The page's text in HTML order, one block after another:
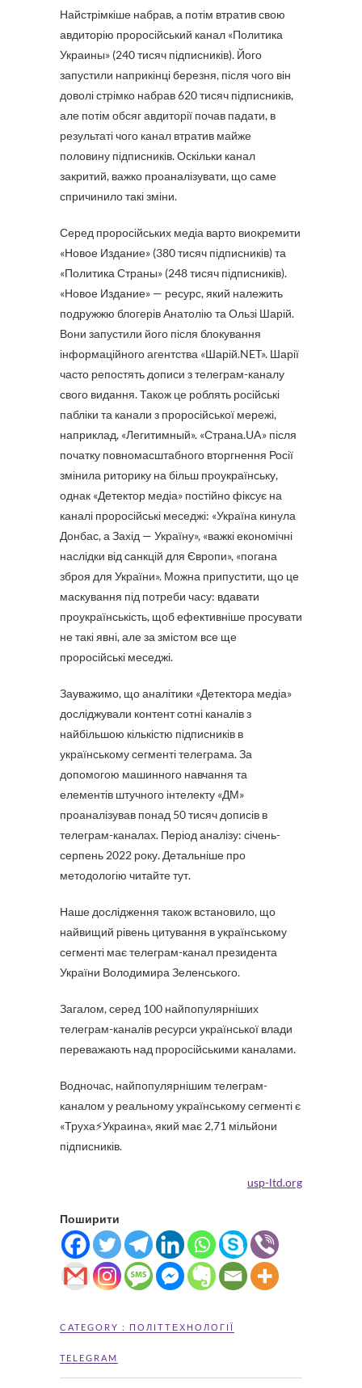
Найстрімкіше набрав, а потім втратив свою
авдиторію проросійський канал «Политика
Украины» (240 тисяч підписників). Його
запустили наприкінці березня, після чого він
доволі стрімко набрав 620 тисяч підписників,
але потім обсяг авдиторії почав падати, в
результаті чого канал втратив майже
половину підписників. Оскільки канал
закритий, важко проаналізувати, що саме
спричинило такі зміни.
Серед проросійських медіа варто виокремити
«Новое Издание» (380 тисяч підписників) та
«Политика Страны» (248 тисяч підписників).
«Новое Издание» — ресурс, який належить
подружжю блогерів Анатолію та Ользі Шарій.
Вони запустили його після блокування
інформаційного агентства «Шарій.NET». Шарії
часто репостять дописи з телеграм-каналу
свого видання. Також це роблять російські
пабліки та канали з проросійської мережі,
наприклад, «Легитимный». «Страна.UA» після
початку повномасштабного вторгнення Росії
змінила риторику на більш проукраїнську,
однак «Детектор медіа» постійно фіксує на
каналі проросійські меседжі: «Україна кинула
Донбас, а Захід — Україну», «важкі економічні
наслідки від санкцій для Європи», «погана
зброя для України». Можна припустити, що це
маскування під потреби часу: вдавати
проукраїнськість, щоб ефективніше просувати
не такі явні, але за змістом все ще
проросійські меседжі.
Зауважимо, що аналітики «Детектора медіа»
досліджували контент сотні каналів з
найбільшою кількістю підписників в
українському сегменті телеграма. За
допомогою машинного навчання та
елементів штучного інтелекту «ДМ»
проаналізував понад 50 тисяч дописів в
телеграм-каналах. Період аналізу: січень-
серпень 2022 року. Детальніше про
методологію читайте тут.
Наше дослідження також встановило, що
найвищий рівень цитування в українському
сегменті має телеграм-канал президента
України Володимира Зеленського.
Загалом, серед 100 найпопулярніших
телеграм-каналів ресурси української влади
переважають над проросійськими каналами.
Водночас, найпопулярнішим телеграм-
каналом у реальному українському сегменті є
«Труха⚡️Украина», який має 2,71 мільйони
підписників.
usp-ltd.org
Поширити
CATEGORY : ПОЛІТТЕХНОЛОГІЇ
TELEGRAM